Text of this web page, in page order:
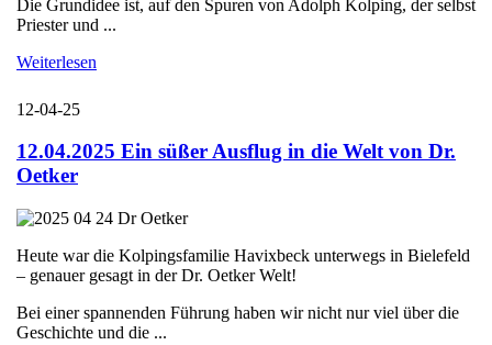
Die Grundidee ist, auf den Spuren von Adolph Kolping, der selbst
Priester und ...
Weiterlesen
12-04-25
12.04.2025 Ein süßer Ausflug in die Welt von Dr.
Oetker
Heute war die Kolpingsfamilie Havixbeck unterwegs in Bielefeld
– genauer gesagt in der Dr. Oetker Welt!
Bei einer spannenden Führung haben wir nicht nur viel über die
Geschichte und die ...